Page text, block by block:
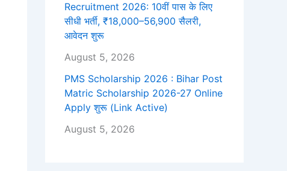
Recruitment 2026: 10वीं पास के लिए
सीधी भर्ती, ₹18,000–56,900 सैलरी,
आवेदन शुरू
August 5, 2026
PMS Scholarship 2026 : Bihar Post
Matric Scholarship 2026-27 Online
Apply शुरू (Link Active)
August 5, 2026